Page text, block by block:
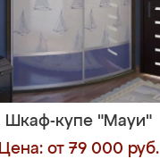
Шкаф-купе "Мауи"
Цена: от 79 000 руб.